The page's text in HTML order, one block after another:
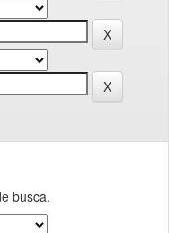
busca.